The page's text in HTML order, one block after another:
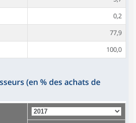
0,2
77,9
100,0
(en % des achats de